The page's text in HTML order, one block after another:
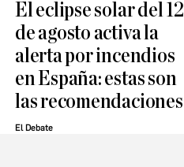
El eclipse solar del 12
de agosto activa la
alerta por incendios
en España: estas son
las recomendaciones
El Debate